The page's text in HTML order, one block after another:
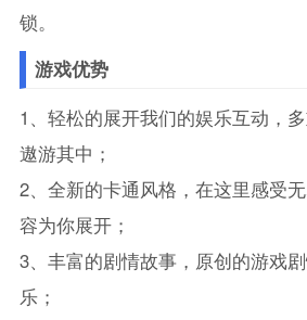
锁。
游戏优势
1、轻松的展开我们的娱乐互动，
遨游其中；
2、全新的卡通风格，在这里感受
容为你展开；
3、丰富的剧情故事，原创的游戏
乐；